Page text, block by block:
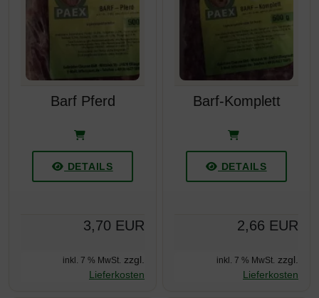
Barf Pferd
DETAILS
3,70 EUR
inkl. 7 % MwSt. zzgl.
Lieferkosten
Barf-Komplett
DETAILS
2,66 EUR
inkl. 7 % MwSt. zzgl.
Lieferkosten